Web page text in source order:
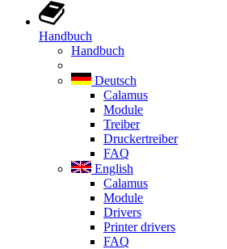
Handbuch
Handbuch
Deutsch
Calamus
Module
Treiber
Druckertreiber
FAQ
English
Calamus
Module
Drivers
Printer drivers
FAQ